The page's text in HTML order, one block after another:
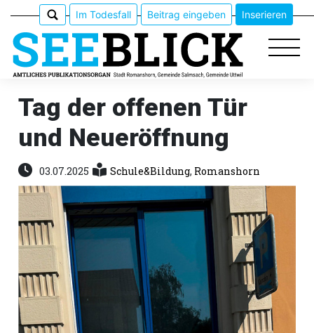
Epaper
Veranstaltungen
Erlebnisführer
App
Im Todesfall Beitrag eingeben Inserieren
Tag der offenen Tür
und Neueröffnung
03.07.2025 Schule&Bildung, Romanshorn